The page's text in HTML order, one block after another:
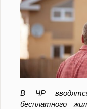
В ЧР
бесплатного